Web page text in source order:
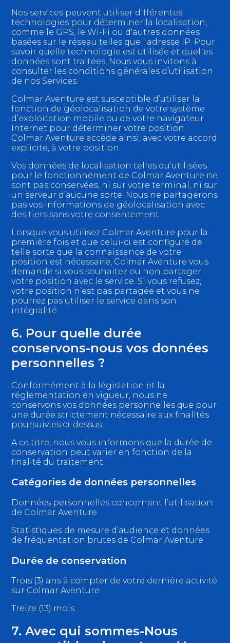
Nos services peuvent utiliser différentes
technologies pour déterminer la localisation,
comme le GPS, le Wi-Fi ou d'autres données
basées sur le réseau telles que l'adresse IP. Pour
savoir quelle technologie est utilisée et quelles
données sont traitées, Nous vous invitons à
consulter les conditions générales d’utilisation
de nos Services.
Colmar Aventure est susceptible d’utiliser la
fonction de géolocalisation de votre système
d’exploitation mobile ou de votre navigateur
Internet pour déterminer votre position.
Colmar Aventure accède ainsi, avec votre accord
explicite, à votre position.
Vos données de localisation telles qu’utilisées
pour le fonctionnement de Colmar Aventure ne
sont pas conservées, ni sur votre terminal, ni sur
un serveur d’aucune sorte. Nous ne partagerons
pas vos informations de géolocalisation avec
des tiers sans votre consentement.
Lorsque vous utilisez Colmar Aventure pour la
première fois et que celui-ci est configuré de
telle sorte que la connaissance de votre
position est nécessaire, Colmar Aventure vous
demande si vous souhaitez ou non partager
votre position avec le service. Si vous refusez,
votre position n’est pas partagée et vous ne
pourrez pas utiliser le service dans son
intégralité.
6. Pour quelle durée
conservons-nous vos données
personnelles ?
Conformément à la législation et la
réglementation en vigueur, nous ne
conservons vos données personnelles que pour
une durée strictement nécessaire aux finalités
poursuivies ci-dessus.
A ce titre, nous vous informons que la durée de
conservation peut varier en fonction de la
finalité du traitement.
Catégories de données personnelles
Données personnelles concernant l’utilisation
de Colmar Aventure
Statistiques de mesure d’audience et données
de fréquentation brutes de Colmar Aventure
Durée de conservation
Trois (3) ans à compter de votre dernière activité
sur Colmar Aventure
Treize (13) mois
7. Avec qui sommes-Nous